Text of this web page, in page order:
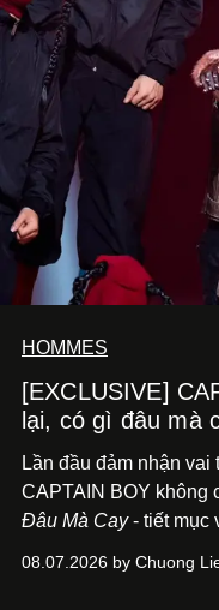
HOMMES
[EXCLUSIVE]
lại, có gì đâu mà
Lần đầu đảm nhận
CAPTAIN BOY không
Đâu Mà Cay- tiết mục
để lắng nghe, kết nối
08.07.2026 by Chuong